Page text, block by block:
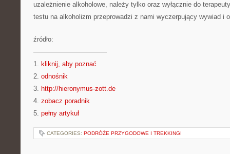
uzależnienie alkoholowe, należy tylko oraz wyłącznie do
testu na alkoholizm przeprowadzi z nami wyczerpujący wywiad i
źródło:
———————————
1. kliknij, aby poznać
2. odnośnik
3. http://hieronymus-zott.de
4. zobacz poradnik
5. pełny artykuł
CATEGORIES: PODRÓŻE PRZYGODOWE I TREKKINGI